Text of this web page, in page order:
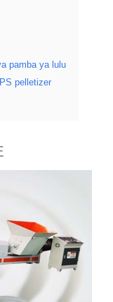
pamba ya lulu
pelletizer